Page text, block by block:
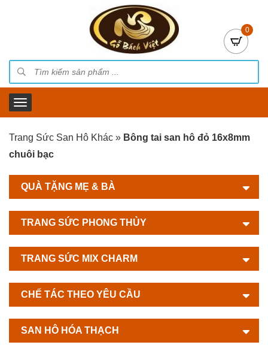
0
Trang Sức San Hô Khác » Bông tai san hô đỏ 16x8mm
chuôi bạc
QUÀ TẶNG MẸ & BÀ
TRANG SỨC PHONG THỦY
TRANG SỨC MIX CHARM
CHẾ TÁC THEO YÊU CẦU
SAN HÔ HÓA THẠCH